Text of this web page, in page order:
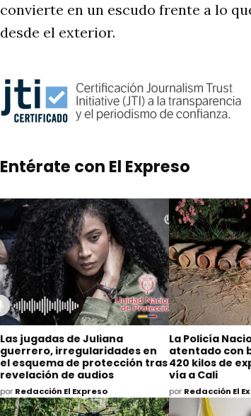
convierte en un escudo frente a lo
desde el exterior.
Entérate con El Expreso
Las jugadas de Juliana
guerrero, irregularidades en
el esquema de protección tras
revelación de audios
por Redacción El Expreso
La Policía
atentado con
420 kilos de
vía a Cali
por Redacción El